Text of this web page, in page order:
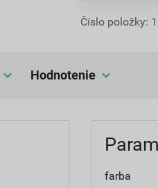
Číslo položky:
hodnotenie
farba